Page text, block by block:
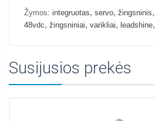
Žymos: integruotas, servo, žingsninis,
48vdc, žingsniniai, varikliai, leadshine,
Susijusios prekės